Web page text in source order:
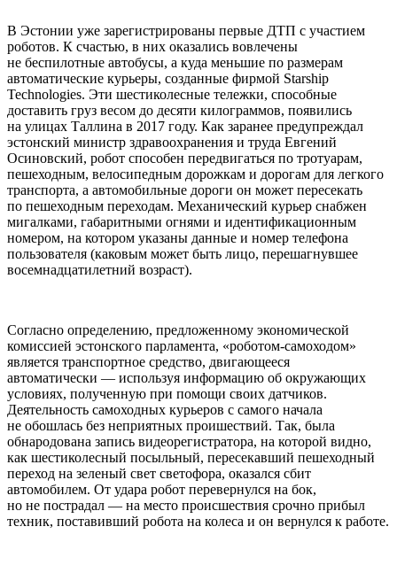
В Эстонии уже зарегистрированы первые ДТП с участием
роботов. К счастью, в них оказались вовлечены
не беспилотные автобусы, а куда меньшие по размерам
автоматические курьеры, созданные фирмой Starship
Technologies. Эти шестиколесные тележки, способные
доставить груз весом до десяти килограммов, появились
на улицах Таллина в 2017 году. Как заранее предупреждал
эстонский министр здравоохранения и труда Евгений
Осиновский, робот способен передвигаться по тротуарам,
пешеходным, велосипедным дорожкам и дорогам для легкого
транспорта, а автомобильные дороги он может пересекать
по пешеходным переходам. Механический курьер снабжен
мигалками, габаритными огнями и идентификационным
номером, на котором указаны данные и номер телефона
пользователя (каковым может быть лицо, перешагнувшее
восемнадцатилетний возраст).
Согласно определению, предложенному экономической
комиссией эстонского парламента, «роботом-самоходом»
является транспортное средство, двигающееся
автоматически — используя информацию об окружающих
условиях, полученную при помощи своих датчиков.
Деятельность самоходных курьеров с самого начала
не обошлась без неприятных проишествий. Так, была
обнародована запись видеорегистратора, на которой видно,
как шестиколесный посыльный, пересекавший пешеходный
переход на зеленый свет светофора, оказался сбит
автомобилем. От удара робот перевернулся на бок,
но не пострадал — на место происшествия срочно прибыл
техник, поставивший робота на колеса и он вернулся к работе.